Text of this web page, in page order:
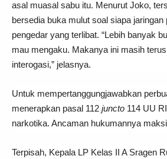
asal muasal sabu itu. Menurut Joko,
bersedia buka mulut soal siapa
pengedar yang terlibat. “Lebih banyak
mau mengaku. Makanya ini masih
interogasi,” jelasnya.
Untuk mempertanggungjawabkan
menerapkan pasal 112 juncto 114 UU
narkotika. Ancaman hukumannya
Terpisah, Kepala LP Kelas II A Sragen